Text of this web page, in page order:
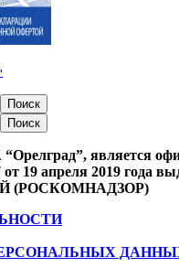
является
от 19 апреля